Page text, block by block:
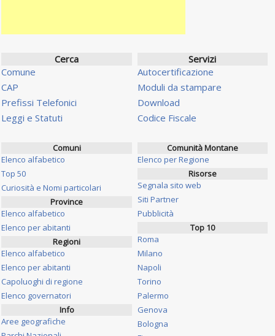
Cerca
Comune
CAP
Prefissi Telefonici
Leggi e Statuti
Servizi
Autocertificazione
Moduli da stampare
Download
Codice Fiscale
Comuni
Elenco alfabetico
Top 50
Curiosità e Nomi particolari
Province
Elenco alfabetico
Elenco per abitanti
Regioni
Elenco alfabetico
Elenco per abitanti
Capoluoghi di regione
Elenco governatori
Info
Aree geografiche
Comunità Montane
Elenco per Regione
Risorse
Segnala sito web
Siti Partner
Pubblicità
Top 10
Roma
Milano
Napoli
Torino
Palermo
Genova
Bologna